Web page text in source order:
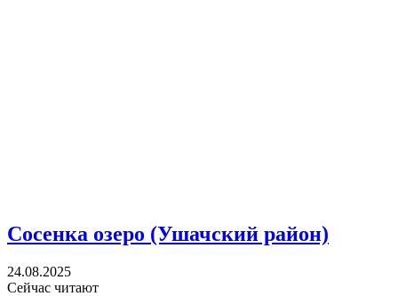
Сосенка озеро (Ушачский район)
24.08.2025
Сейчас читают